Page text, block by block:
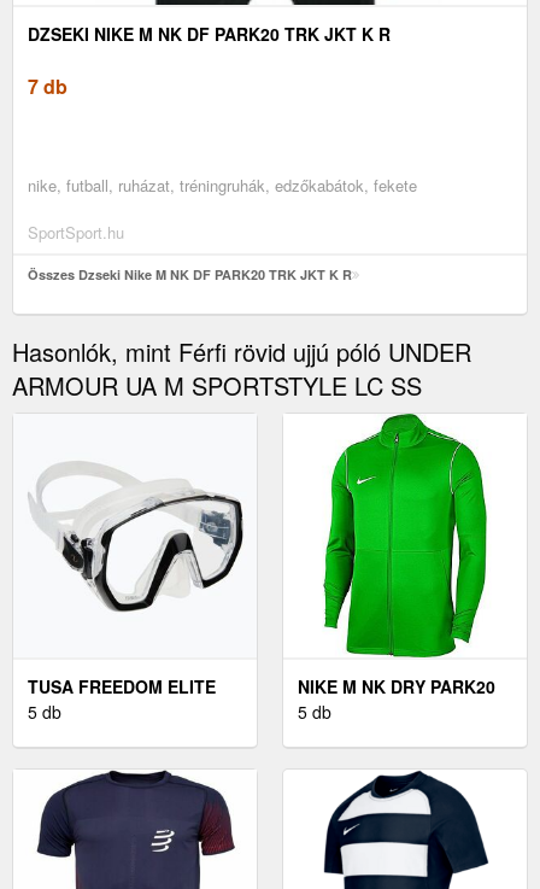
DZSEKI NIKE M NK DF PARK20 TRK JKT K R
7 db
nike, futball, ruházat, tréningruhák, edzőkabátok, fekete
SportSport.hu
Összes Dzseki Nike M NK DF PARK20 TRK JKT K R
Hasonlók, mint Férfi rövid ujjú póló UNDER
ARMOUR UA M SPORTSTYLE LC SS
TUSA FREEDOM ELITE
BÚVÁRMASZK FEHÉR M-
5 db
NIKE M NK DRY PARK20
TRK JKT K DZSEKI - M
5 db